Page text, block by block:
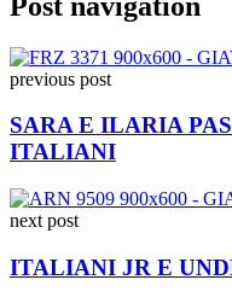
previous post
SARA E ILARIA
ITALIANI
next post
ITALIANI JR E